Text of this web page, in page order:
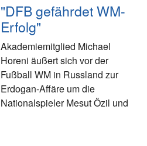
"DFB gefährdet WM-
Erfolg"
Akademiemitglied Michael
Horeni äußert sich vor der
Fußball WM in Russland zur
Erdogan-Affäre um die
Nationalspieler Mesut Özil und